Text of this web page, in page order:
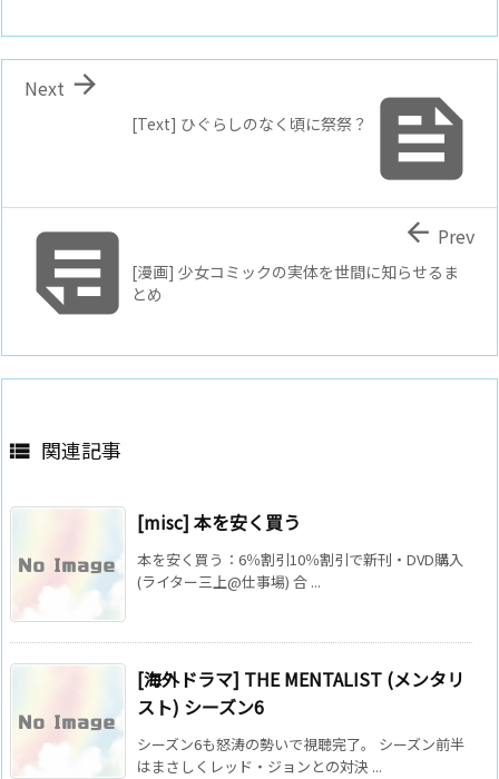

[Text] ひぐらしのなく頃に祭祭？

Next
[漫画] 少女コミックの実体を世間に知らせるま
とめ
 Prev
 関連記事
[misc] 本を安く買う
本を安く買う：6％割引10％割引で新刊・DVD購入
(ライター三上@仕事場) 合 ...
[海外ドラマ] THE MENTALIST (メンタリ
スト) シーズン6
シーズン6も怒涛の勢いで視聴完了。 シーズン前半
はまさしくレッド・ジョンとの対決 ...